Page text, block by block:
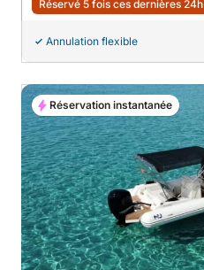
Réservé 5 fois ces dernières 24h
Annulation flexible
Réservation instantanée